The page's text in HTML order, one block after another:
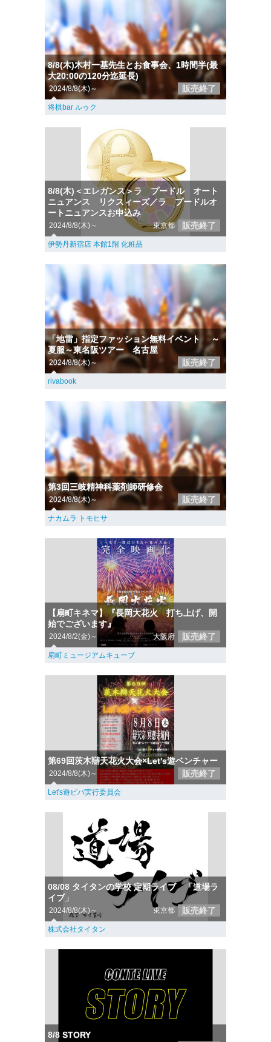
8/8(木)木村一基先生とお食事会、1時間半(最
大20:00の120分迄延長)
2024/8/8(木)～ 販売終了
将棋bar ルゥク
8/8(木)＜エレガンス＞ラ プードル オート
ニュアンス リクスィーズ／ラ プードルオ
ートニュアンスお申込み
2024/8/8(木)～ 東京都 販売終了
伊勢丹新宿店 本館1階 化粧品
「地雷」指定ファッション無料イベント ～
夏服～東名阪ツアー 名古屋
2024/8/8(木)～ 販売終了
rivabook
第3回三岐精神科薬剤師研修会
2024/8/8(木)～ 販売終了
ナカムラ トモヒサ
【扇町キネマ】『長岡大花火 打ち上げ、開
始でございます』
2024/8/2(金)～ 大阪府 販売終了
扇町ミュージアムキューブ
第69回茨木辯天花火大会×Let's遊ベンチャー
2024/8/8(木)～ 販売終了
Let's遊ビバ実行委員会
08/08 タイタンの学校 定期ライブ 「道場ラ
イブ」
2024/8/8(木)～ 東京都 販売終了
株式会社タイタン
8/8 STORY